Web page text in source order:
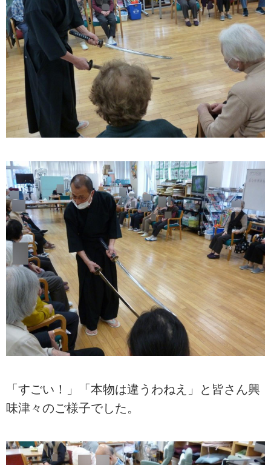
「すごい！」「本物は違うわねえ」と皆さん興
味津々のご様子でした。